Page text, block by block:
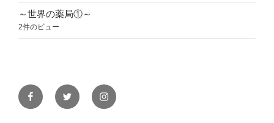
～世界の薬局①～
2件のビュー
FacebookTwitter Instagram